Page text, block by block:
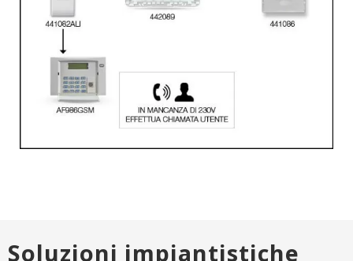
Soluzioni impiantistiche